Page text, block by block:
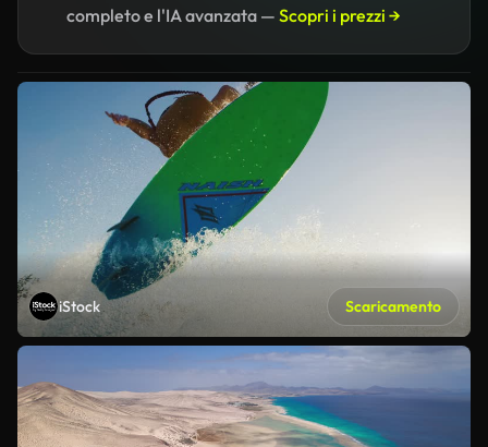
completo e l'IA avanzata — Scopri i prezzi →
iStock Scaricamento